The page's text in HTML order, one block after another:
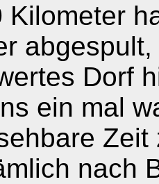
Kilometer
Dorf
ein mal
nach